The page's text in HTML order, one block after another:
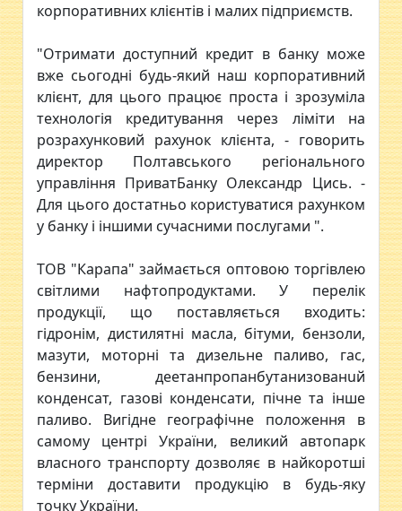
корпоративних клієнтів і малих підприємств.
"Отримати доступний кредит в банку може
вже сьогодні будь-який наш корпоративний
клієнт, для цього працює проста і зрозуміла
технологія кредитування через ліміти на
розрахунковий рахунок клієнта, - говорить
директор Полтавського регіонального
управління ПриватБанку Олександр Цись. -
Для цього достатньо користуватися рахунком
у банку і іншими сучасними послугами ".
ТОВ "Карапа" займається оптовою торгівлею
світлими нафтопродуктами. У перелік
продукції, що поставляється входить:
гідронім, дистилятні масла, бітуми, бензоли,
мазути, моторні та дизельне паливо, гас,
бензини, деетанпропанбутанизованuй
конденсат, газові конденсати, пічне та інше
паливо. Вигідне географічне положення в
самому центрі України, великий автопарк
власного транспорту дозволяє в найкоротші
терміни доставити продукцію в будь-яку
точку України.